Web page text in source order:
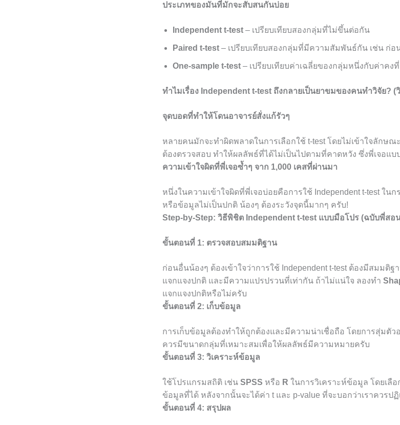
ประเภทของมันที่มักจะสับสนกันบ่อย
Independent t-test – เปรียบเทียบสองกลุ่มที่ไม่ขึ้นต่อกัน
Paired t-test – เปรียบเทียบสองกลุ่มที่มีความสัมพันธ์กัน เช่น ก่อ
One-sample t-test – เปรียบเทียบค่าเฉลี่ยของกลุ่มหนึ่งกับค่าคงที่
ทำไมเรื่อง Independent t-test ถึงกลายเป็นยาขมของคนทำวิจัย? (
จุดบอดที่ทำให้โดนอาจารย์สั่งแก้รัวๆ
หลายคนมักจะทำผิดพลาดในการเลือกใช้ t-test โดยไม่เข้าใจลักษ
ต้องตรวจสอบ ทำให้ผลลัพธ์ที่ได้ไม่เป็นไปตามที่คาดหวัง ซึ่งพี่เจอแบ
ความเข้าใจผิดที่พี่เจอซ้ำๆ จาก 1,000 เคสที่ผ่านมา
หนึ่งในความเข้าใจผิดที่พี่เจอบ่อยคือการใช้ Independent t-test ใ
หรือข้อมูลไม่เป็นปกติ น้องๆ ต้องระวังจุดนี้มากๆ ครับ!
Step-by-Step: วิธีพิชิต Independent t-test แบบมือโปร (ฉบับพี่สอ
ขั้นตอนที่ 1: ตรวจสอบสมมติฐาน
ก่อนอื่นน้องๆ ต้องเข้าใจว่าการใช้ Independent t-test ต้องมีสมม
แจกแจงปกติ และมีความแปรปรวนที่เท่ากัน ถ้าไม่แน่ใจ ลองทำ
แจกแจงปกติหรือไม่ครับ
ขั้นตอนที่ 2: เก็บข้อมูล
การเก็บข้อมูลต้องทำให้ถูกต้องและมีความน่าเชื่อถือ โดยการสุ่มตัว
ควรมีขนาดกลุ่มที่เหมาะสมเพื่อให้ผลลัพธ์มีความหมายครับ
ขั้นตอนที่ 3: วิเคราะห์ข้อมูล
ใช้โปรแกรมสถิติ เช่น SPSS หรือ R ในการวิเคราะห์ข้อมูล โดยเลื
ข้อมูลที่ได้ หลังจากนั้นจะได้ค่า t และ p-value ที่จะบอกว่าเราควรป
ขั้นตอนที่ 4: สรุปผล